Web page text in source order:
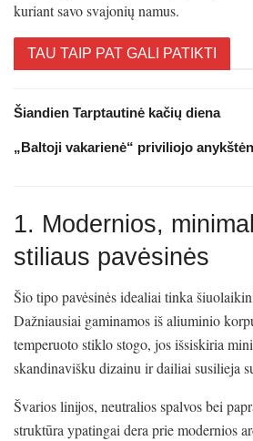
kuriant savo svajonių namus.
TAU TAIP PAT GALI PATIKTI
Šiandien Tarptautinė kačių diena
„Baltoji vakarienė“ priviliojo
1. Modernios,
stiliaus pavėsinės
Šio tipo pavėsinės idealiai tinka
Dažniausiai gaminamos iš aliuminio
temperuoto stiklo stogo, jos išsiskiria
skandinavišku dizainu ir dailiai susilieja
Švarios linijos, neutralios spalvos bei
struktūra ypatingai dera prie modernios